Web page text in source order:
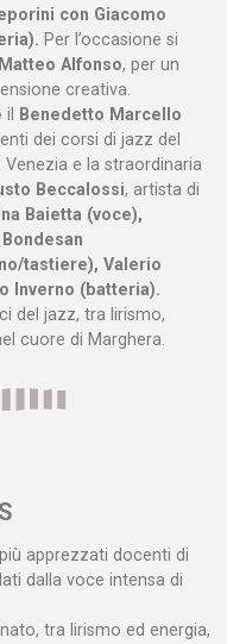
con Giacomo
Per l’occasione si
Alfonso, per un
creativa.
il
Benedetto Marcello
dei corsi di jazz del
e la straordinaria
Beccalossi, artista di
Baietta (voce),
tastiere), Valerio
Inverno (batteria).
del jazz, tra lirismo,
cuore di Marghera.
apprezzati docenti di
dalla voce intensa di
tra lirismo ed energia,